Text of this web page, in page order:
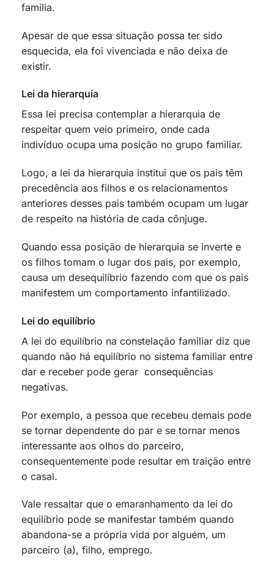
família.
Apesar de que essa situação possa ter sido
esquecida, ela foi vivenciada e não deixa de
existir.
Lei da hierarquia
Essa lei precisa contemplar a hierarquia de
respeitar quem veio primeiro, onde cada
indivíduo ocupa uma posição no grupo familiar.
Logo, a lei da hierarquia institui que os pais têm
precedência aos filhos e os relacionamentos
anteriores desses pais também ocupam um lugar
de respeito na história de cada cônjuge.
Quando essa posição de hierarquia se inverte e
os filhos tomam o lugar dos pais, por exemplo,
causa um desequilíbrio fazendo com que os pais
manifestem um comportamento infantilizado.
Lei do equilíbrio
A lei do equilíbrio na constelação familiar diz que
quando não há equilíbrio no sistema familiar entre
dar e receber pode gerar consequências
negativas.
Por exemplo, a pessoa que recebeu demais pode
se tornar dependente do par e se tornar menos
interessante aos olhos do parceiro,
consequentemente pode resultar em traição entre
o casal.
Vale ressaltar que o emaranhamento da lei do
equilíbrio pode se manifestar também quando
abandona-se a própria vida por alguém, um
parceiro (a), filho, emprego.